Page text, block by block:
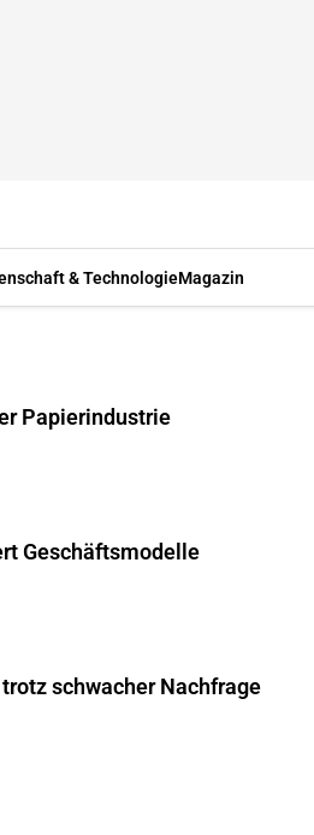
& TechnologieMagazin
Papierindustrie
Geschäftsmodelle
schwacher Nachfrage